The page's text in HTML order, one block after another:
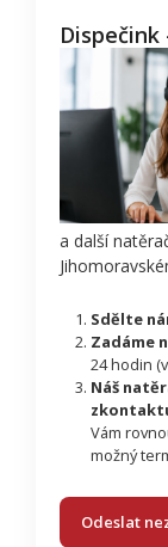
a další
Sdělte
Zadáme
24 hodin
Náš
Vám
možný
Odeslat